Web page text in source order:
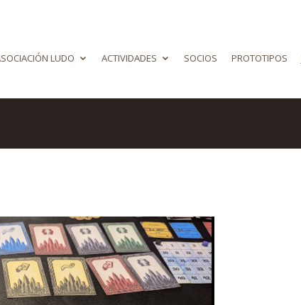
LUDO ACTIVIDADES SOCIOS PROTOTIPOS